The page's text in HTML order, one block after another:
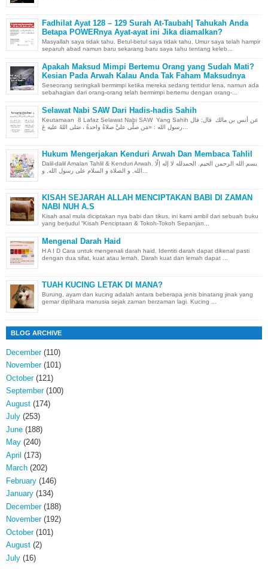
Fadhilat Ayat 128 – 129 Surah At-Taubah| Tahukah Anda
Betapa POWERnya Ayat-ayat ini Jika diamalkan?
Masyallah saya tidak tahu. Betul-betul saya tidak tahu. Umur saya telah hampir
separuh abad namun baru sekarang baru saya tahu tentang keleb...
Apakah Maksud Mimpi Bertemu Orang yang Sudah Mati?
Kesian Pada Arwah Kalau Anda Tak Faham Maksudnya
Seseorang seringkali bermimpi ketika mereka sedang tertidur lena, namun ada
sebahagian dari orang-orang telah bermimpi bertemu dengan orang-...
Selawat Nabi SAW Dari Hadis-hadis Sahih
Keutamaan 8 Lafaz Selawat Nabi SAW Yang Sahih عن أنس بن مالك قال: قال
Hukum Mengerjakan Kenduri Arwah Dan Membaca Tahlil
Dalil-dalil Amalan Tahlil & Kenduri Arwah. بسم الله الرحمن الحيم. الحمدلله لا إله إلّا
KISAH SEJARAH ALLAH MENCIPTAKAN BABI DI ZAMAN
NABI NUH A.S
Kisah asal mula diciptakan nya babi dan tikus, ini kami ambil dari sebuah buku
yang berjudul “Kisah Penciptaan & Tokoh-Tokoh Sepanjan...
Mengenal Darah Haid
H A I D Cara untuk mengenali darah haid. Identiti darah dapat dikenal pasti
dengan dua sifat, kuat atau lemah. Darah kuat dan lemah dapat ...
TUAH KUCING LETAK DI MANA?
Burung, ayam dan kucing adalah antara beberapa jenis binatang jinak yang
gemar diplihara manusia sejak zaman berzaman lagi. Kucing ...
BLOG ARCHIVE
December(110)
November(101)
October(121)
September(100)
August (174)
July (253)
June (188)
May (240)
April (173)
March (202)
February (146)
January (134)
December(188)
November(192)
October(101)
August (2)
July (16)